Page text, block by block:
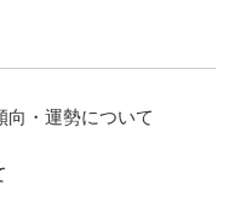
向・運勢について